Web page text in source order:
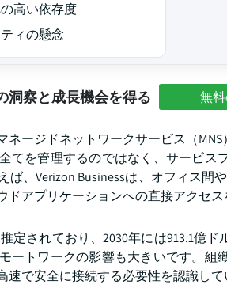
高い依存度
ィの懸念
洞察と成長機会を得る 無
ージドネットワークサービス（
てを管理するのではなく、サービ
、Verizon Businessは、オフィス間
アプリケーションへの直接アクセス
定されており、2030年には913.1億
ートワークの影響も大きいです。組
で安全に接続する必要性を認識して